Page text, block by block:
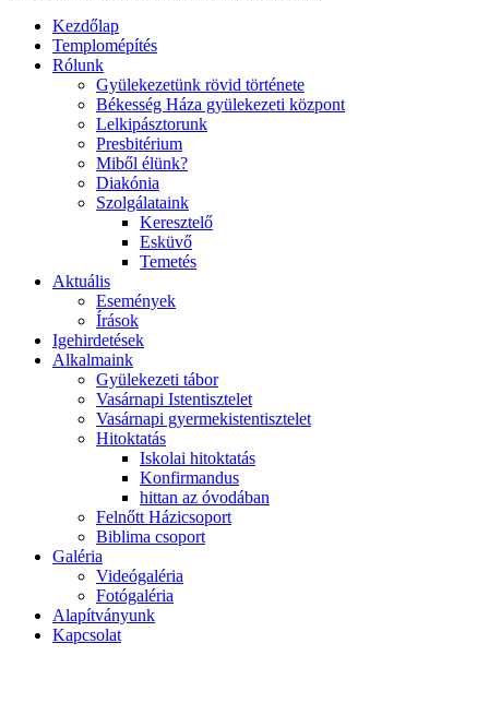
Kezdőlap
Templomépítés
Rólunk
Gyülekezetünk rövid története
Békesség Háza gyülekezeti központ
Lelkipásztorunk
Presbitérium
Miből élünk?
Diakónia
Szolgálataink
Keresztelő
Esküvő
Temetés
Aktuális
Események
Írások
Igehirdetések
Alkalmaink
Gyülekezeti tábor
Vasárnapi Istentisztelet
Vasárnapi gyermekistentisztelet
Hitoktatás
Iskolai hitoktatás
Konfirmandus
hittan az óvodában
Felnőtt Házicsoport
Biblima csoport
Galéria
Videógaléria
Fotógaléria
Alapítványunk
Kapcsolat